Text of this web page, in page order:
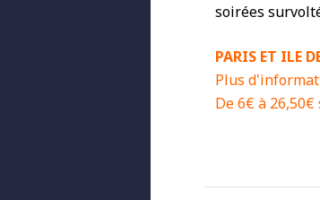
soirées
PARIS ET ILE
Plus
De 6€ à